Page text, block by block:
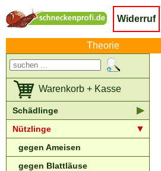
Widerruf
Warenkorb + Kasse
Schädlinge ▶
Nützlinge ▼
gegen Ameisen
gegen Blattläuse
Theorie